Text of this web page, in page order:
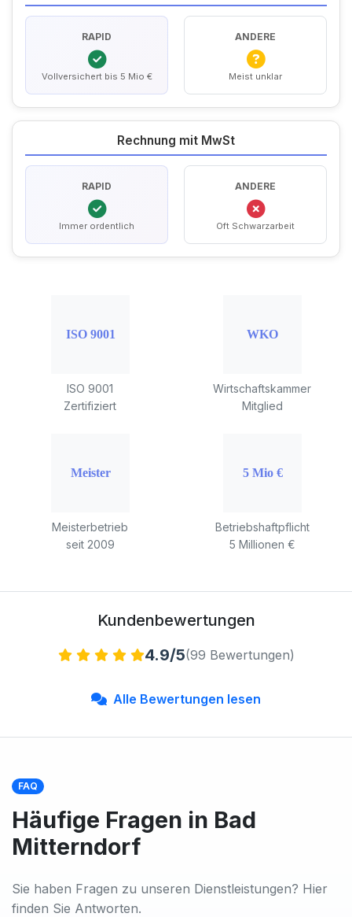
RAPID
Vollversichert bis 5 Mio €
ANDERE
Meist unklar
Rechnung mit MwSt
RAPID
Immer ordentlich
ANDERE
Oft Schwarzarbeit
ISO 9001
Zertifiziert
Wirtschaftskammer
Mitglied
Meisterbetrieb
seit 2009
Betriebshaftpflicht
5 Millionen €
Kundenbewertungen
4.9/5(99 Bewertungen)
Alle Bewertungen lesen
FAQ
Häufige Fragen in Bad
Mitterndorf
Sie haben Fragen zu unseren Dienstleistungen? Hier
finden Sie Antworten.